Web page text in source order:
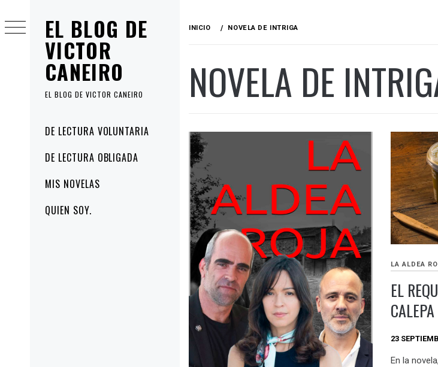
EL BLOG DE
VICTOR
CANEIRO
EL BLOG DE VICTOR CANEIRO
principal
DE LECTURA VOLUNTARIA
DE LECTURA OBLIGADA
MIS NOVELAS
QUIEN SOY.
al
contenido
INICIO NOVELA DE INTRIGA
NOVELA DE
LA ALDEA
EL
CALEPA
23
En la